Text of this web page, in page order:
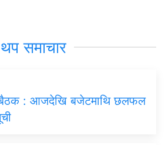
थप समाचार
बैठक : आजदेखि बजेटमाथि छलफल